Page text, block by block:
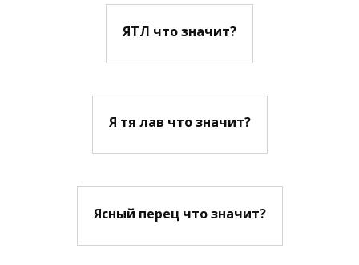
ЯТЛ что значит?
Я тя лав что значит?
Ясный перец что значит?